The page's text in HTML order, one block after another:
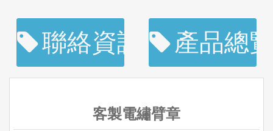
聯絡資訊 產品總
客製電繡臂章